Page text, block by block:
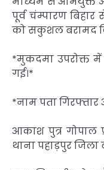
पूर्व चंम्पारण
को सकुशल बरामद
*मुकदमा उपरोक्त में
गई।*
*नाम पता गिरफ्तार
आकाश पुत्र गोपाल
थाना पहाड़पुर जिला